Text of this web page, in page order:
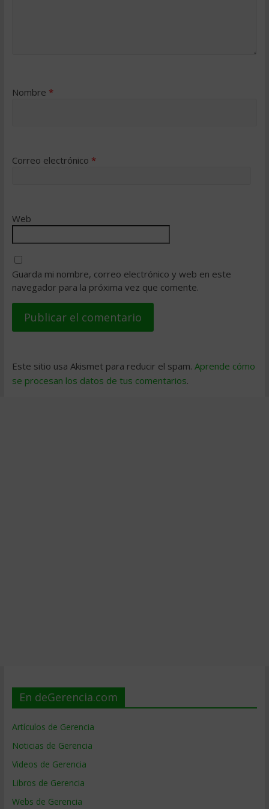
Nombre *
Correo electrónico *
Web
Guarda mi nombre, correo electrónico y web en este
navegador para la próxima vez que comente.
Este sitio usa Akismet para reducir el spam. Aprende cómo
se procesan los datos de tus comentarios.
En deGerencia.com
Artículos de Gerencia
Noticias de Gerencia
Videos de Gerencia
Libros de Gerencia
Webs de Gerencia